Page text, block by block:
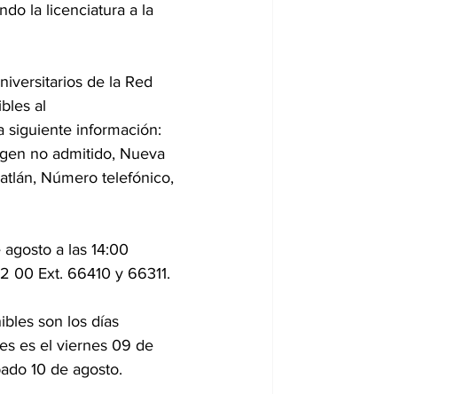
la licenciatura a la
de la Red
al
siguiente información:
no admitido, Nueva
Número telefónico,
a las 14:00
00 Ext. 66410 y 66311.
son los días
es el viernes 09 de
10 de agosto.